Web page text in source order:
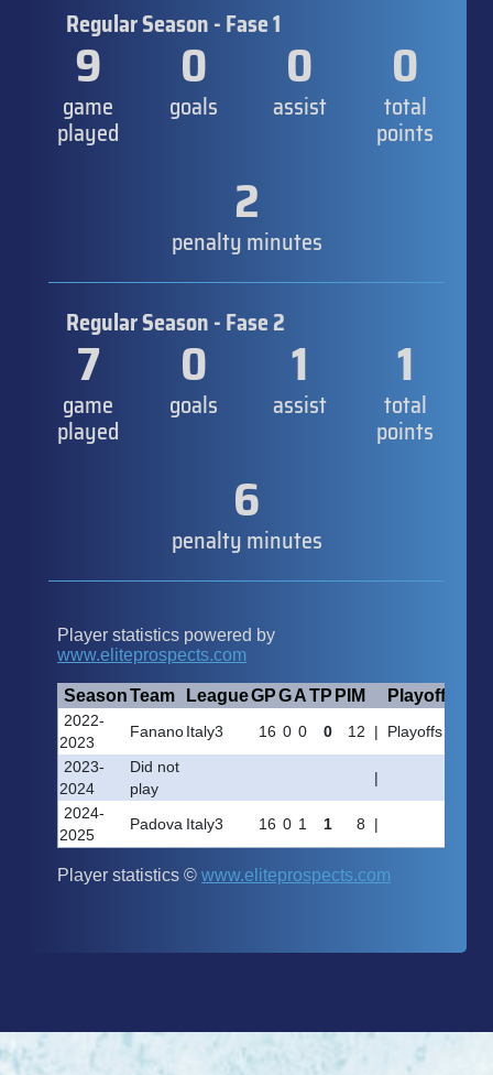
Regular Season - Fase 1
9
game
played
0
goals
0
assist
0
total
points
2
penalty minutes
Regular Season - Fase 2
7
game
played
0
goals
1
assist
1
total
points
6
penalty minutes